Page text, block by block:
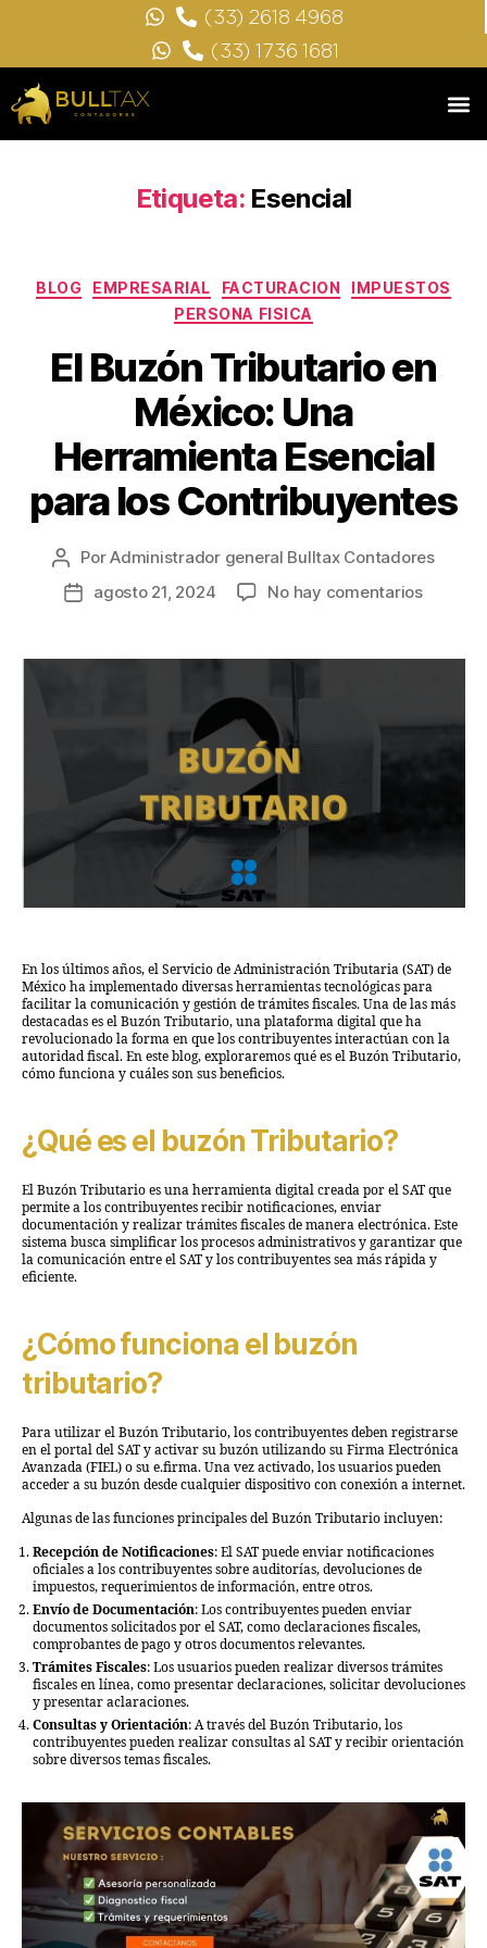
(33) 2618 4968
(33) 1736 1681
Etiqueta: Esencial
BLOG EMPRESARIAL FACTURACION
IMPUESTOS
PERSONA FISICA
El Buzón Tributario en
México: Una
Herramienta Esencial
para los Contribuyentes
PorAdministrador general Bulltax Contadores
agosto 21, 2024
No hay comentarios
En los últimos años, el Servicio de Administración Tributaria (SAT) de
México ha implementado diversas herramientas tecnológicas para
facilitar la comunicación y gestión de trámites fiscales. Una de las más
destacadas es el Buzón Tributario, una plataforma digital que ha
revolucionado la forma en que los contribuyentes interactúan con la
autoridad fiscal. En este blog, exploraremos qué es el Buzón Tributario,
cómo funciona y cuáles son sus beneficios.
¿Qué es el buzón Tributario?
El Buzón Tributario es una herramienta digital creada por el SAT que
permite a los contribuyentes recibir notificaciones, enviar
documentación y realizar trámites fiscales de manera electrónica. Este
sistema busca simplificar los procesos administrativos y garantizar que
la comunicación entre el SAT y los contribuyentes sea más rápida y
eficiente.
¿Cómo funciona el buzón
tributario?
Para utilizar el Buzón Tributario, los contribuyentes deben registrarse
en el portal del SAT y activar su buzón utilizando su Firma Electrónica
Avanzada (FIEL) o su e.firma. Una vez activado, los usuarios pueden
acceder a su buzón desde cualquier dispositivo con conexión a internet.
Algunas de las funciones principales del Buzón Tributario incluyen:
Recepción de Notificaciones: El SAT puede enviar notificaciones
oficiales a los contribuyentes sobre auditorías, devoluciones de
impuestos, requerimientos de información, entre otros.
Envío de Documentación: Los contribuyentes pueden enviar
documentos solicitados por el SAT, como declaraciones fiscales,
comprobantes de pago y otros documentos relevantes.
Trámites Fiscales: Los usuarios pueden realizar diversos trámites
fiscales en línea, como presentar declaraciones, solicitar devoluciones
y presentar aclaraciones.
Consultas y Orientación: A través del Buzón Tributario, los
contribuyentes pueden realizar consultas al SAT y recibir orientación
sobre diversos temas fiscales.